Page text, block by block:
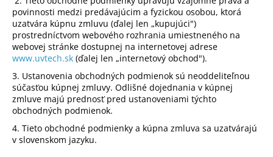
povinnosti medzi predávajúcim a fyzickou osobou, ktorá
uzatvára kúpnu zmluvu (ďalej len „kupujúci")
prostredníctvom webového rozhrania umiestneného na
webovej stránke dostupnej na internetovej adrese
www.uvtech.sk (ďalej len „internetový obchod").
3. Ustanovenia obchodných podmienok sú neoddeliteľnou
súčasťou kúpnej zmluvy. Odlišné dojednania v kúpnej
zmluve majú prednosť pred ustanoveniami týchto
obchodných podmienok.
4. Tieto obchodné podmienky a kúpna zmluva sa uzatvárajú
v slovenskom jazyku.
O
d
p
o
r
ú
č
a